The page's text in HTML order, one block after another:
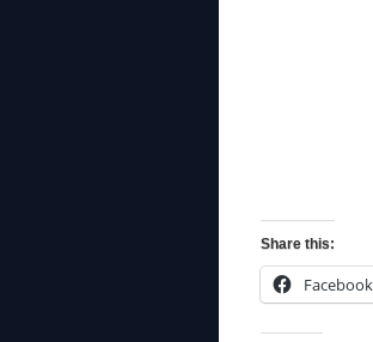
Share this:
Facebook